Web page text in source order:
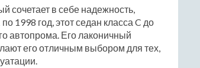
сочетает в себе надежность,
1998 год, этот седан класса C до
автопрома. Его лаконичный
его отличным выбором для тех,